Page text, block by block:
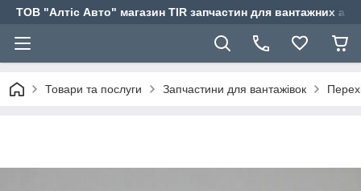
ТОВ "Алтіс Авто" магазин TIR запчастин для вантажних
Товари та послуги Запчастини для вантажівок